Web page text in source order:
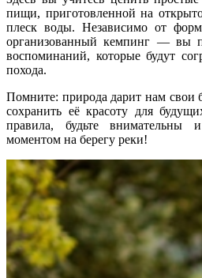
пищи, приготовленной на
плеск воды. Независимо от
организованный кемпинг — вы
воспоминаний, которые будут
похода.
Помните: природа дарит нам свои
сохранить её красоту для
правила, будьте внимательны
моментом на берегу реки!